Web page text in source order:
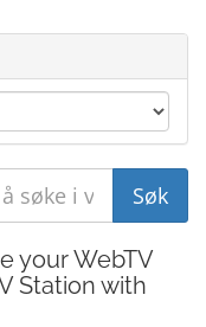
your WebTV
Station with